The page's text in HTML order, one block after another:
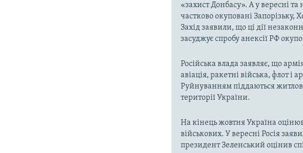
«захист Донбасу». А у вересні
частково окуповані Запорізьку,
Захід заявили, що ці дії
засуджує спробу анексії РФ
Російська влада заявляє, що
авіація, ракетні війська, флот і
Руйнуванням піддаються
території України.
На кінець жовтня Україна
військових. У вересні Росія
президент Зеленський оцінив